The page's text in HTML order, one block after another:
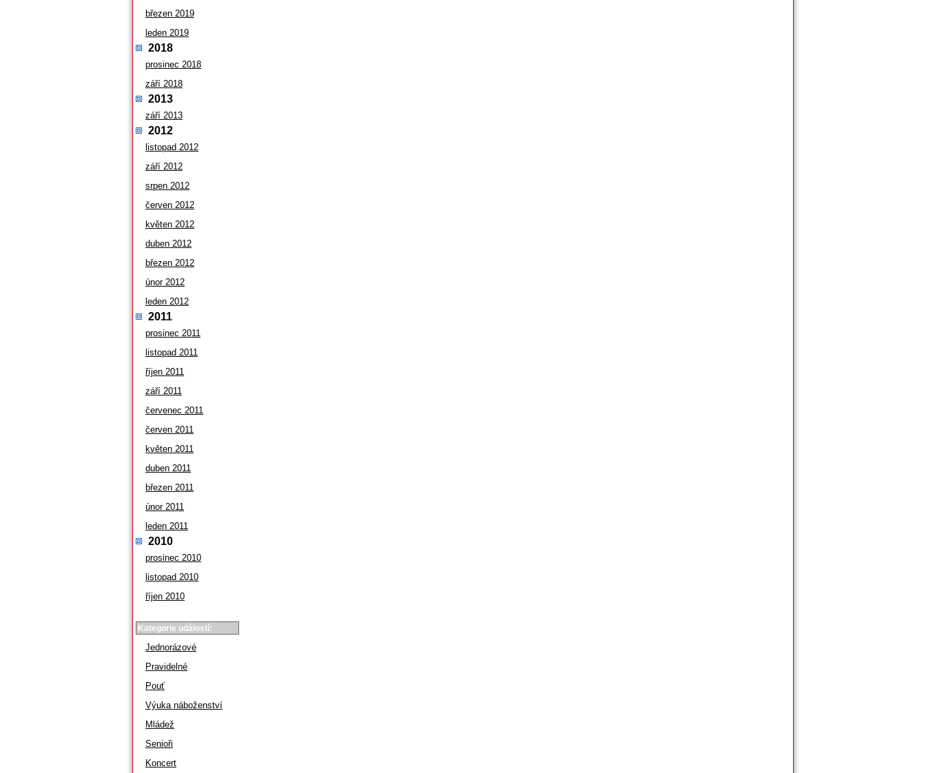
březen 2019
leden 2019
2018
prosinec 2018
září 2018
2013
září 2013
2012
listopad 2012
září 2012
srpen 2012
červen 2012
květen 2012
duben 2012
březen 2012
únor 2012
leden 2012
2011
prosinec 2011
listopad 2011
říjen 2011
září 2011
červenec 2011
červen 2011
květen 2011
duben 2011
březen 2011
únor 2011
leden 2011
2010
prosinec 2010
listopad 2010
říjen 2010
Kategorie událostí:
Jednorázové
Pravidelné
Pouť
Výuka náboženství
Mládež
Senioři
Koncert